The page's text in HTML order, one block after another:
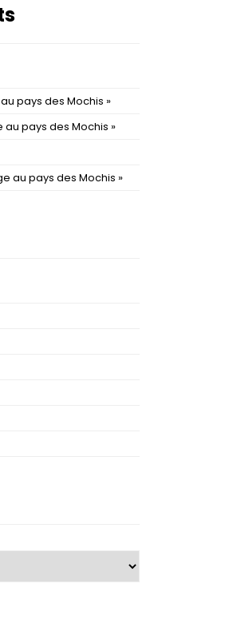
pays des Mochis »
au pays des Mochis »
au pays des Mochis »